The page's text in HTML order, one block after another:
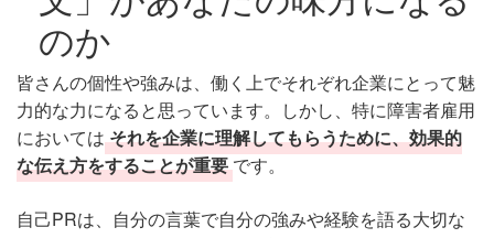
のか
皆さんの個性や強みは、働く上でそれぞれ企業にとって魅
力的な力になると思っています。しかし、特に障害者雇用
においては それを企業に理解してもらうために、効果的
な伝え方をすることが重要 です。
自己PRは、自分の言葉で自分の強みや経験を語る大切な